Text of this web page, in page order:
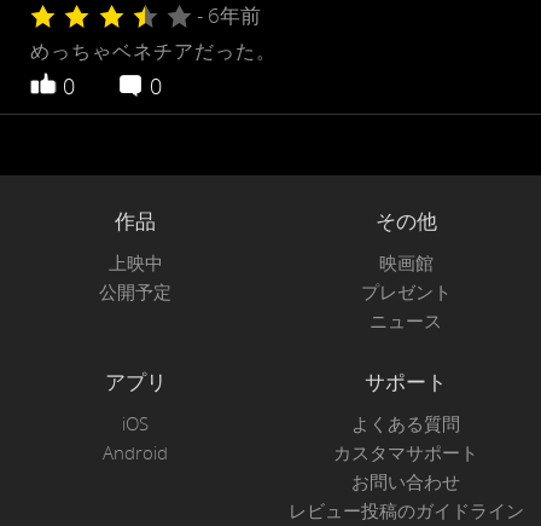
- 6年前
めっちゃベネチアだった。
0 0
作品
上映中
公開予定
その他
映画館
プレゼント
ニュース
アプリ
iOS
Android
サポート
よくある質問
カスタマサポート
お問い合わせ
レビュー投稿のガイドライン